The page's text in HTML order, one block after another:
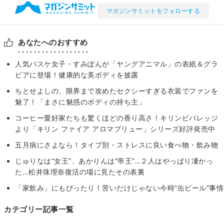
マガジンサミットをフォローする
あなたへのおすすめ
人気バスケ女子・すみぽんが「ヤングアニマル」の表紙＆グラ
ビアに登場！健康的な美ボディを披露
ちとせよしの、限界まで攻めたセクシーすぎる衣装でファンを
魅了！「まさに魅惑のボディの持ち主」
コーヒー愛好家たちも驚くほどの香り高さ！キリンビバレッジ
より「キリン ファイア アロマブリュー」シリーズ好評発売中
五月病にさよなら！タイプ別・ストレスに良い食べ物・飲み物
じゅりなは“女王”、あかりんは“帝王”…２人はやっぱり凄かっ
た…松井珠理奈復活の場に見たその表裏
「家飲み」にもぴったり！苦いだけじゃない今時”缶ビール”事情
カテゴリー記事一覧